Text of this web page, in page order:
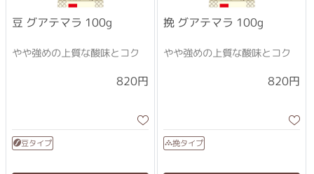
豆 グアテマラ 100g
やや強めの上質な酸味とコク
820円
豆タイプ
挽 グアテマラ 100g
やや強めの上質な酸味とコク
820円
挽タイプ